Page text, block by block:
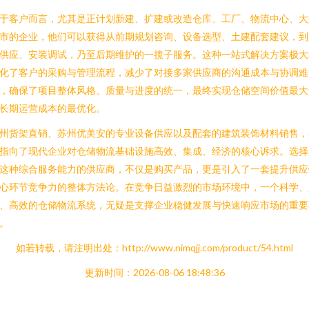
客户而言，尤其是正计划新建、扩建或改造仓库、工厂、物流中心、
的企业，他们可以获得从前期规划咨询、设备选型、土建配套建议，
应、安装调试，乃至后期维护的一揽子服务。这种一站式解决方案极
了客户的采购与管理流程，减少了对接多家供应商的沟通成本与协调难
确保了项目整体风格、质量与进度的统一，最终实现仓储空间价值最
期运营成本的最优化。
货架直销、苏州优美安的专业设备供应以及配套的建筑装饰材料销售
向了现代企业对仓储物流基础设施高效、集成、经济的核心诉求。选
种综合服务能力的供应商，不仅是购买产品，更是引入了一套提升供
环节竞争力的整体方法论。在竞争日益激烈的市场环境中，一个科学
高效的仓储物流系统，无疑是支撑企业稳健发展与快速响应市场的重
如若转载，请注明出处：http://www.nimqjj.com/product/54.html
更新时间：2026-08-06 18:48:36